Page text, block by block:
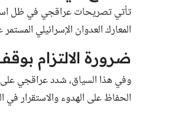
تأتي تصريحات عراقجي في ظل
المعارك العدوان الإسرائيلي
ضرورة الالتزام
وفي هذا السياق، شدد عراقجي على
الحفاظ على الهدوء والاستقرار في